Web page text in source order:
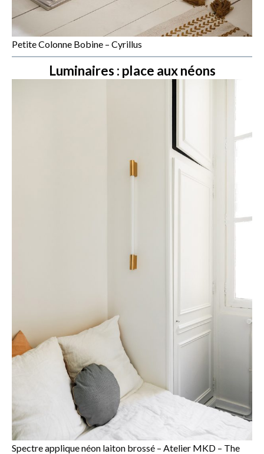
Petite Colonne Bobine – Cyrillus
Luminaires : place aux néons
Spectre applique néon laiton brossé – Atelier MKD – The